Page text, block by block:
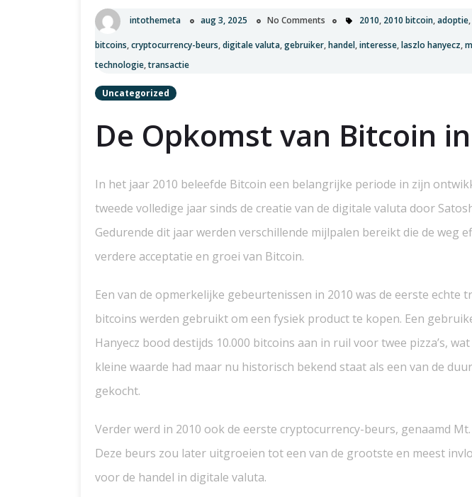
intothemeta aug 3, 2025 No Comments 2010, 2010 bitcoin,adoptie,
bitcoins,cryptocurrency-beurs,digitale valuta,gebruiker,handel,interesse,laszlo hanyecz,
technologie,transactie
Uncategorized
De Opkomst van Bitcoin
In het jaar 2010 beleefde Bitcoin een belangrijke periode in zijn
tweede volledige jaar sinds de creatie van de digitale valuta door
Gedurende dit jaar werden verschillende mijlpalen bereikt die de weg
verdere acceptatie en groei van Bitcoin.
Een van de opmerkelijke gebeurtenissen in 2010 was de eerste echte
bitcoins werden gebruikt om een fysiek product te kopen. Een
Hanyecz bood destijds 10.000 bitcoins aan in ruil voor twee pizza’s,
kleine waarde had maar nu historisch bekend staat als een van de
gekocht.
Verder werd in 2010 ook de eerste cryptocurrency-beurs, genaamd Mt.
Deze beurs zou later uitgroeien tot een van de grootste en meest
voor de handel in digitale valuta.